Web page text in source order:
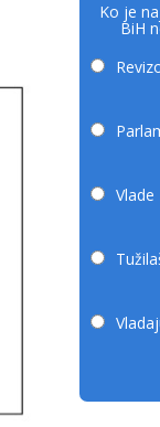
Ko je
BiH
Vlade